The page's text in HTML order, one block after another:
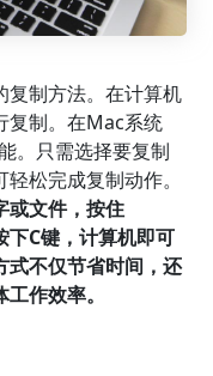
复制方法。在计算机
复制。在Mac系统
。只需选择要复制
松完成复制动作。
或文件，按住
C键，计算机即可
式不仅节省时间，还
作效率。